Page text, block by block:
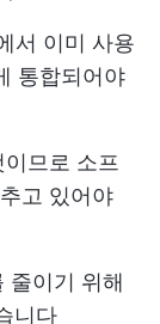
서 이미 사용
통합되어야
므로 소프
고 있어야
줄이기 위해
니다